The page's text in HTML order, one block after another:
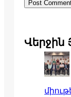
Վերջին